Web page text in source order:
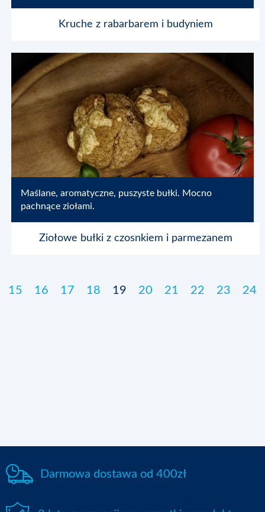
Blog
Multimedia
Kontakt
Kruche z rabarbarem i budyniem
Maślane, aromatyczne, puszyste bułki. Mocno
pachnące ziołami.
Ziołowe bułki z czosnkiem i parmezanem
15 16 17 18 19 20 21 22 23 24
Darmowa dostawa od 400zł